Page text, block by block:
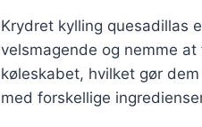
Krydret kylling quesadillas
velsmagende og nemme
køleskabet, hvilket gør
med forskellige